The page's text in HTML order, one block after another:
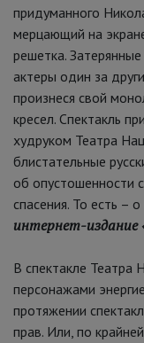
придуманного
мерцающий на
решетка.
актеры один за
произнеся свой
кресел. Спектакль
худруком Театра
блистательные
об опустошенности
спасения. То есть –
интернет-издание
В спектакле Театра
персонажами
протяжении
прав. Или, по